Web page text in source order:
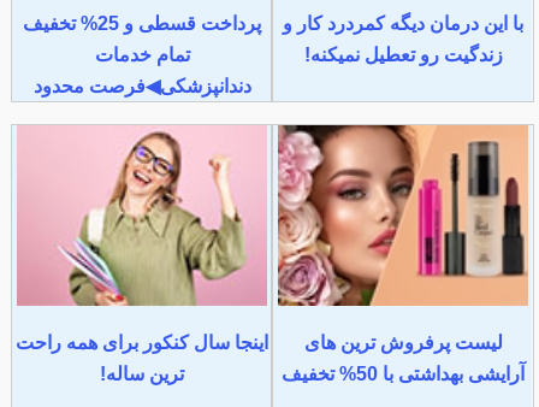
با این درمان دیگه کمردرد کار و
زندگیت رو تعطیل نمیکنه!
پرداخت قسطی و 25% تخفیف
تمام خدمات
دندانپزشکی◀فرصت محدود
لیست پرفروش ترین های
آرایشی بهداشتی با 50% تخفیف
اینجا سال کنکور برای همه راحت
ترین ساله!